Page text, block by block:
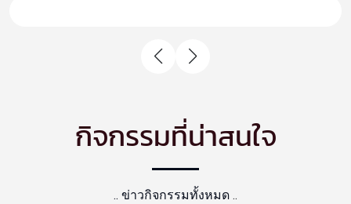
กิจกรรมที่น่าสนใจ
.. ข่าวกิจกรรมทั้งหมด ..